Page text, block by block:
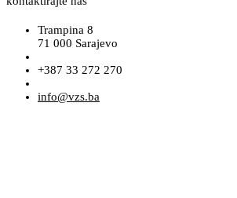
Trampina 8
71 000 Sarajevo
+387 33 272 270
info@vzs.ba